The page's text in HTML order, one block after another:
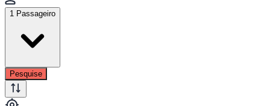
1 Passageiro
Pesquise